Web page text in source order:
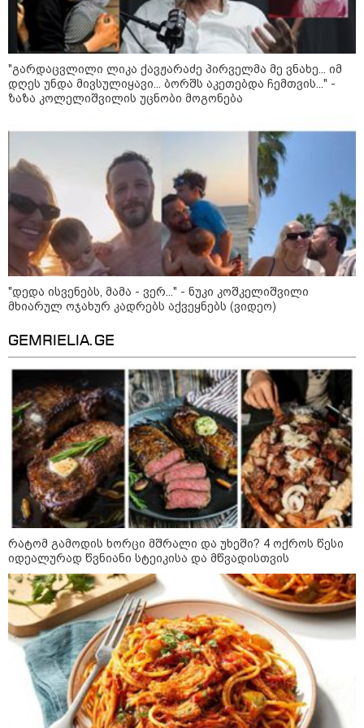
ადმინისტრაციამ “UFO”- ს
ფაილების მორიგი პაკეტი
გამოაქვეყნა
22:30 / 07-08-2026
ინტერნეტში ამაღელვებელი
გადაარჩინა 56 წლის კაცმა
ბავშვები აბობოქრებულ ზღვაში
კატეგორიის ყველა სიახლე
"გონებაში ვალაგებდი, ეს ამბავი
პირველად ვისთვის მეთქვა, ვის
უნდა ჩავექოლე“
"ძალიან მძიმეა ჩემთვის ის, რაც
ახლა გითხარით“
"ეს უზნეო გზა
ხელისუფლებისთვის ცუდად
მთავრდება ხოლმე“
"გარდაცვლილი ლიკა ქავჟარაძე პირველმა მე ვნახე... იმ
დღეს უნდა მივსულიყავი... ბორშს აკეთებდა ჩემთვის..." -
ზაზა კოლელიშვილის უცნობი მოგონება
"დედა ისვენებს, მამა - ვერ..." - ნუკი კოშკელიშვილი
მხიარულ ოჯახურ კადრებს აქვეყნებს (ვიდეო)
GEMRIELIA.GE
რატომ გამოდის ხორცი მშრალი და უხეში? 4 ოქროს წესი
იდეალურად წვნიანი სტეიკისა და მწვადისთვის